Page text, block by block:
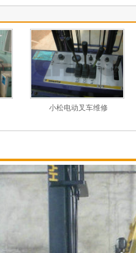
小松电动叉车维修